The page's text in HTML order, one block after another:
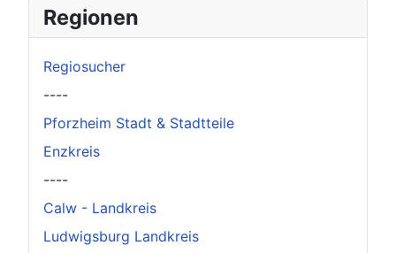
Original herunterladen
Regionen
Regiosucher
----
Pforzheim Stadt & Stadtteile
Enzkreis
----
Calw - Landkreis
Ludwigsburg Landkreis